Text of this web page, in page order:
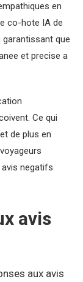
en
co-hote IA de
garantissant que
et precise a
Ce qui
de plus en
negatifs
avis
aux avis